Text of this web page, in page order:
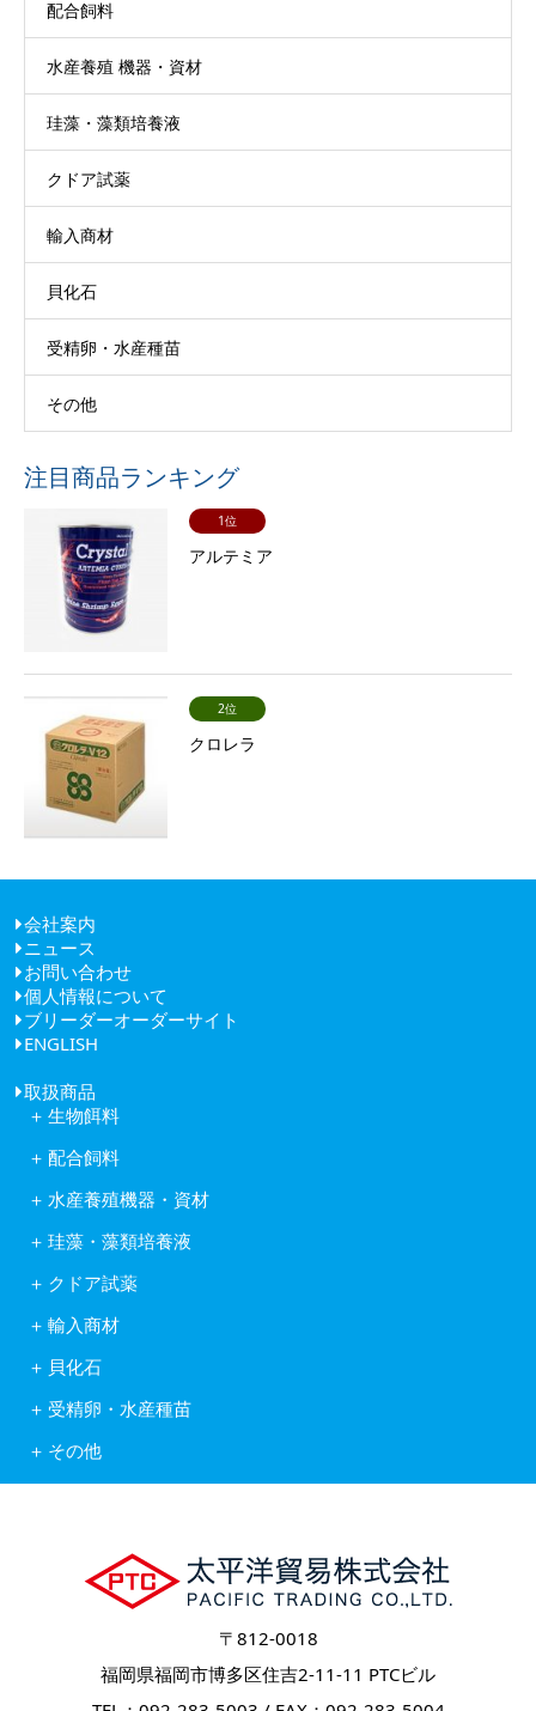
配合飼料
水産養殖 機器・資材
珪藻・藻類培養液
クドア試薬
輸入商材
貝化石
受精卵・水産種苗
その他
注目商品ランキング
1位
アルテミア
2位
クロレラ
会社案内
ごあいさつ
経営理念
健康経営
会社概要
アクセス
ニュース
お問い合わせ
個人情報について
ブリーダーオーダーサイト
ENGLISH
取扱商品
生物餌料
ワムシ
アルテミア
コペポーダ
タマミジンコ休眠卵
配合飼料
株式会社ヒガシマル
フィード・ワン株式会社
林兼産業株式会社
日本農産工業株式会社
中部飼料株式会社
水産養殖機器・資材
岩崎紫外線殺菌システム
水産用酸素ガス発生装置
活魚移送用ポンプピンピンZ型
自動給餌機
オゾン処理システム
ソフテックス
酸素発生器オージネーター601
水底清掃ロボット
フィッシュカウンター
珪藻・藻類培養液
藻類培養液KW21
含水ケイ酸ゲルカルチャー
Reed Mariculture社製品
クドア試薬
輸入商材
アルテミア
コペポーダ
Reed Mariculture社製品
貝化石
フィッシュグリーン
リヴァイタルグリーン
受精卵・水産種苗
水産種苗
その他
〒812-0018
福岡県福岡市博多区住吉2-11-11 PTCビル